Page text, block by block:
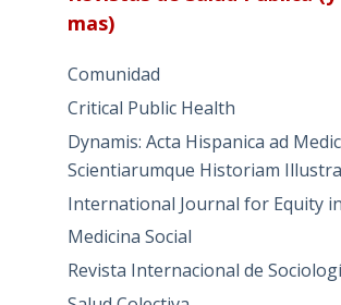
mas)
Comunidad
Critical Public Health
Dynamis: Acta Hispanica ad
Scientiarumque Historiam
International Journal for Equity
Medicina Social
Revista Internacional de